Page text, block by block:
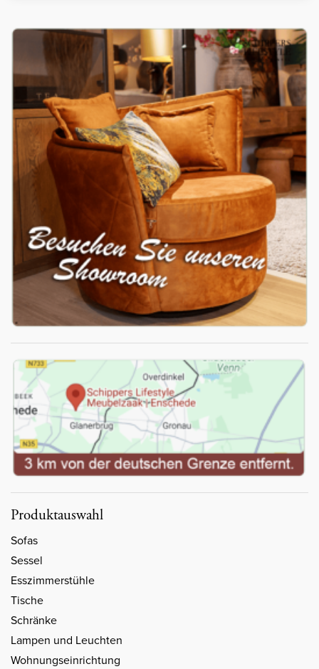
Produktauswahl
Sofas
Sessel
Esszimmerstühle
Tische
Schränke
Lampen und Leuchten
Wohnungseinrichtung